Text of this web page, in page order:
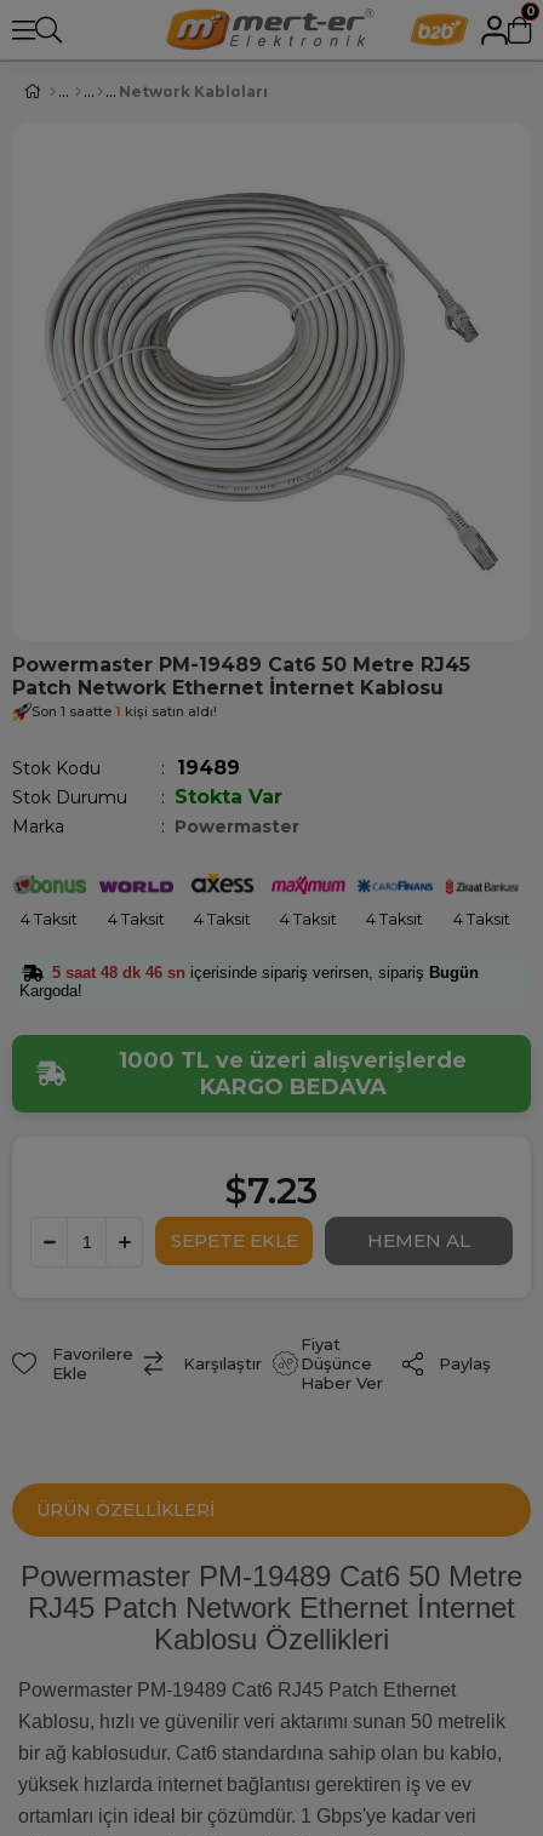
0
Network Kabloları
Powermaster PM-19489 Cat6 50 Metre RJ45
Patch Network Ethernet İnternet Kablosu
Son 1 saatte 1 kişi satın aldı!
Stok Kodu 19489
Stok Durumu : Stokta Var
Marka : Powermaster
4 Taksit 4 Taksit 4 Taksit 4 Taksit 4 Taksit 4 Taksit
5 saat 48 dk 46 sn içerisinde sipariş verirsen, sipariş Bugün
Kargoda!
1000 TL ve üzeri alışverişlerde
KARGO BEDAVA
$7.23
Favorilere
Ekle
Karşılaştır
Fiyat
Düşünce
Haber Ver
Paylaş
ÜRÜN ÖZELLIKLERI
Powermaster PM-19489 Cat6 50 Metre
RJ45 Patch Network Ethernet İnternet
Kablosu Özellikleri
Powermaster PM-19489 Cat6 RJ45 Patch Ethernet
Kablosu, hızlı ve güvenilir veri aktarımı sunan 50 metrelik
bir ağ kablosudur. Cat6 standardına sahip olan bu kablo,
yüksek hızlarda internet bağlantısı gerektiren iş ve ev
ortamları için ideal bir çözümdür. 1 Gbps'ye kadar veri